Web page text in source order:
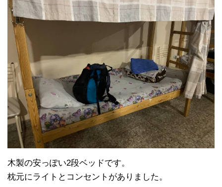
木製の安っぽい2段ベッドです。
枕元にライトとコンセントがありました。